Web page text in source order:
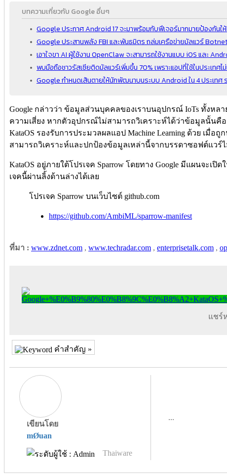
บทความเกี่ยวกับ Google อื่นๆ
Google ประกาศ Android 17 จะมาพร้อมกับฟีเจอร์มากมายป้องกัน
Google ประสานพลัง FBI และพันธมิตร ถล่มเครือข่ายมัลแวร์
เอาใจขา AI ผู้ใช้งาน OpenClaw จะสามารถใช้งานแบบ iOS และ
พบมือถือชาวรัสเซียติดมัลแวร์เพิ่มขึ้น 70% เพราะแอปที่ใช้ในประเทศ
Google กำหนดเส้นตายให้นักพัฒนาบนระบบ Android ใน 4 ประเทศ
Google กล่าวว่า ข้อมูลส่วนบุคคลของเราบนอุปกรณ์ IoTs ทั้งหล
ความเสี่ยง หากตัวอุปกรณ์ไม่สามารถวิเคราะห์ได้ว่าข้อมูลนั้นคื
KataOS รองรับการประมวลผลแอป Machine Learning ด้วย เมื่อ
สามารถวิเคราะห์และปกป้องข้อมูลเหล่านี้จากบรรดาซอฟต์แวร์
KataOS อยู่ภายใต้โปรเจค Sparrow โดยทาง Google มีแผนจะเปิ
เจคนี้ผ่านลิ้งด้านล่างได้เลย
โปรเจค Sparrow บนเว็บไซต์ github.com
https://github.com/AmbiML/sparrow-manifest
ที่มา : www.zdnet.com , www.techradar.com , enterprisetalk.com ,
แชร์
คำสำคัญ »
เขียนโดย
mØuan
Thaiware
...